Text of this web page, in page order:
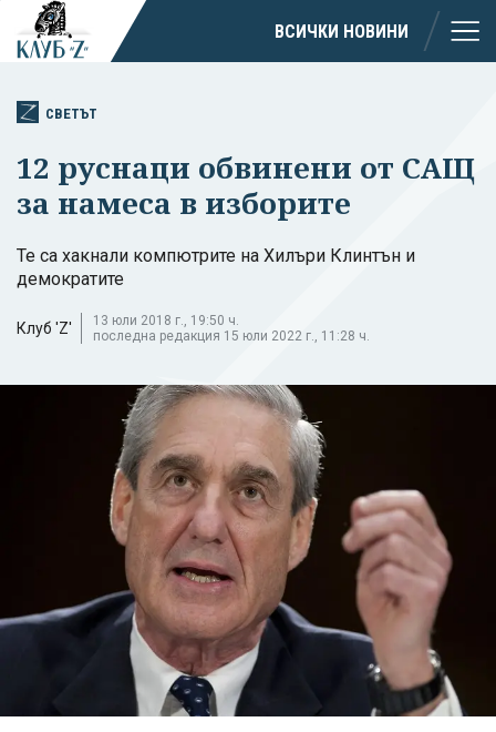
ВСИЧКИ НОВИНИ
СВЕТЪТ
12 руснаци обвинени от САЩ
за намеса в изборите
Те са хакнали компютрите на Хилъри Клинтън и
демократите
Клуб 'Z'
13 юли 2018 г., 19:50 ч.
последна редакция 15 юли 2022 г., 11:28 ч.